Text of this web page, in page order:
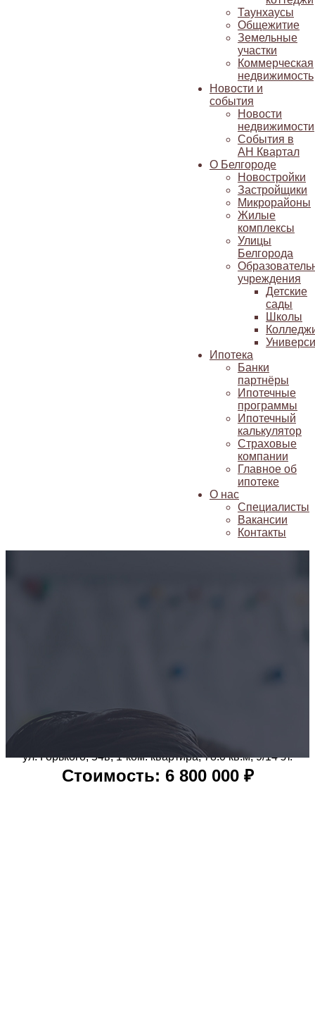
Таунхаусы
Общежитие
Земельные
участки
Коммерческая
недвижимость
Новости и
события
Новости
недвижимости
События в
АН Квартал
О Белгороде
Новостройки
Застройщики
Микрорайоны
Жилые
комплексы
Улицы
Белгорода
учреждения
Детские
сады
Школы
Ипотека
Банки
партнёры
Ипотечные
программы
Ипотечный
калькулятор
Страховые
компании
Главное об
ипотеке
О нас
Специалисты
Вакансии
Контакты
ул. Горького, 54в, 1-ком. квартира, 78.0 кв.м, 9/14 эт.
Стоимость: 6 800 000 ₽